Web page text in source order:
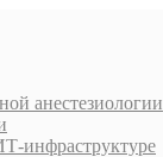
анестезиологии
инфраструктуре